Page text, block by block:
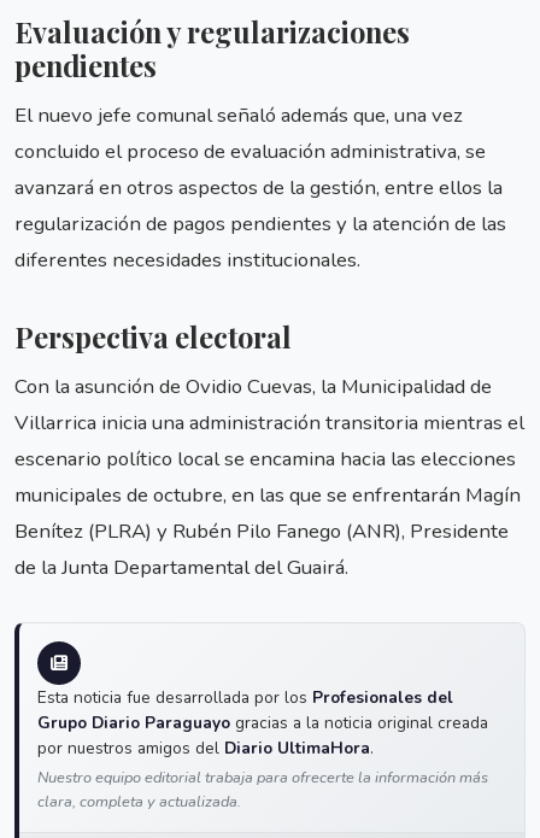
Evaluación y regularizaciones
pendientes
El nuevo jefe comunal señaló además que, una vez
concluido el proceso de evaluación administrativa, se
avanzará en otros aspectos de la gestión, entre ellos la
regularización de pagos pendientes y la atención de las
diferentes necesidades institucionales.
Perspectiva electoral
Con la asunción de Ovidio Cuevas, la Municipalidad de
Villarrica inicia una administración transitoria mientras el
escenario político local se encamina hacia las elecciones
municipales de octubre, en las que se enfrentarán Magín
Benítez (PLRA) y Rubén Pilo Fanego (ANR), Presidente
de la Junta Departamental del Guairá.
Esta noticia fue desarrollada por los Profesionales del
Grupo Diario Paraguayo gracias a la noticia original creada
por nuestros amigos del Diario UltimaHora.
Nuestro equipo editorial trabaja para ofrecerte la información más
clara, completa y actualizada.